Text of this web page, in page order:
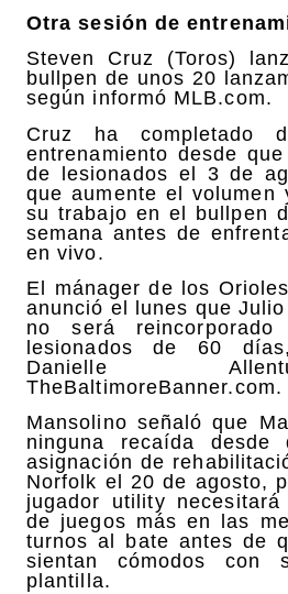
Otra sesión de
Steven Cruz (Toros)
bullpen de unos 20
según informó MLB.com.
Cruz ha completado
entrenamiento desde
de lesionados el 3 de
que aumente el volumen
su trabajo en el bullpen
semana antes de
en vivo.
El mánager de los
anunció el lunes que
no será
lesionados de 60
Danielle
TheBaltimoreBanner.com.
Mansolino señaló que
ninguna recaída desde
asignación de
Norfolk el 20 de agosto,
jugador utility
de juegos más en las
turnos al bate antes de
sientan cómodos con
plantilla.